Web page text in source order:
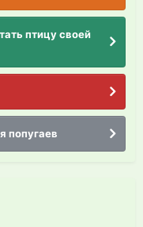
птицу своей
попугаев